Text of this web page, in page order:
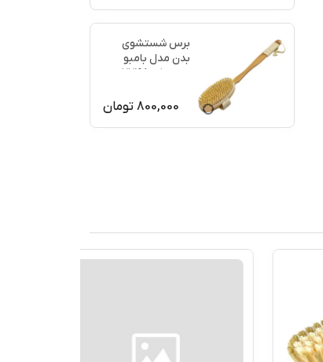
برس شستشوی
بدن مدل بامبو
ماساژ کد 77198
800,000 تومان